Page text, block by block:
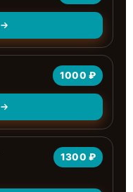
1000 ₽
1300 ₽